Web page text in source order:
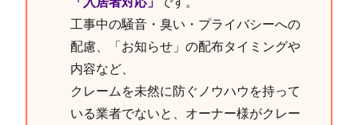
工事中の騒音・臭い・プライバシーへの
配慮、「お知らせ」の配布タイミングや
内容など、
クレームを未然に防ぐノウハウを持って
いる業者でないと、オーナー様がクレー